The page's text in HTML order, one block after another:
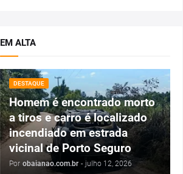
EM ALTA
DESTAQUE
Homem é encontrado morto
a tiros e carro é localizado
incendiado em estrada
vicinal de Porto Seguro
Por obaianao.com.br - julho 12, 2026